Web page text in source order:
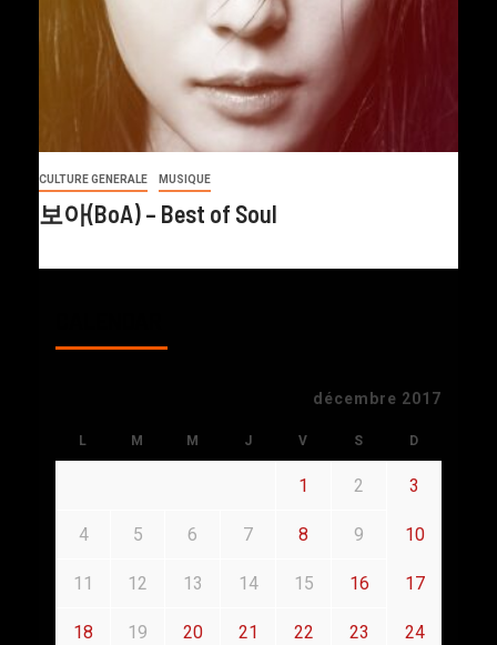
CULTURE GENERALE MUSIQUE
보아(BoA) – Best of Soul
décembre 2017
L M M J V S D
1 2 3
4 5 6 7 8 9 10
11 12 13 14 15 16 17
18 19 20 21 22 23 24